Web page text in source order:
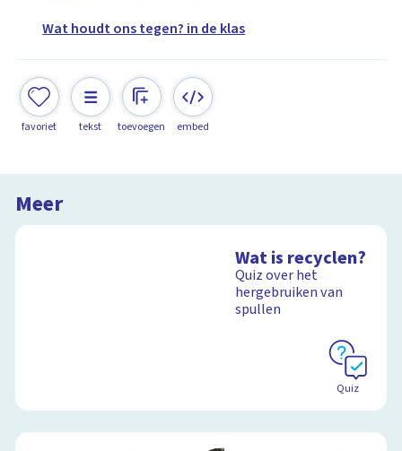
Wat houdt ons tegen? in de klas
favoriet tekst toevoegen embed
Meer
Wat is recyclen?
Quiz over het
hergebruiken van
spullen
Quiz